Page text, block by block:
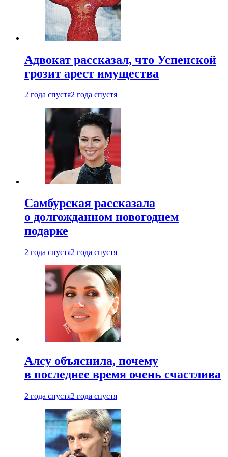
Адвокат рассказал, что Успенской
грозит арест имущества
2 года спустя2 года спустя
Самбурская рассказала
о долгожданном новогоднем
подарке
2 года спустя2 года спустя
Алсу объяснила, почему
в последнее время очень счастлива
2 года спустя2 года спустя